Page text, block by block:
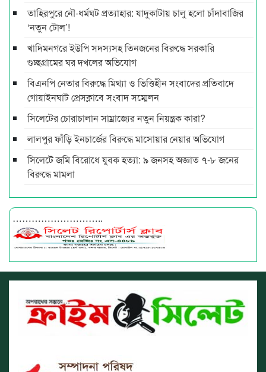
তাহিরপুরে নৌ-ধর্মঘট প্রত্যাহার: যাদুকাটায় চালু হলো চাঁদাবাজির
‘নতুন টোল’!
খাদিমনগরে ইউপি সদস্যসহ তিনজনের বিরুদ্ধে সরকারি
গুচ্ছগ্রামের ঘর দখলের অভিযোগ
বিএনপি নেতার বিরুদ্ধে মিথ্যা ও ভিত্তিহীন সংবাদের প্রতিবাদে
গোয়াইনঘাট প্রেসক্লাবে সংবাদ সম্মেলন
সিলেটের চোরাচালান সাম্রাজ্যের নতুন নিয়ন্ত্রক কারা?
লালপুর ফাঁড়ি ইনচার্জের বিরুদ্ধে মাসোয়ার নেয়ার অভিযোগ
সিলেটে জমি বিরোধে যুবক হত্যা: ৯ জনসহ অজ্ঞাত ৭-৮ জনের
বিরুদ্ধে মামলা
………………………..